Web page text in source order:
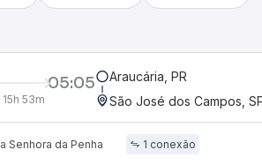
05:05
15h 53m
Araucária, PR
São José dos Campos,
Senhora da Penha 1 conexão